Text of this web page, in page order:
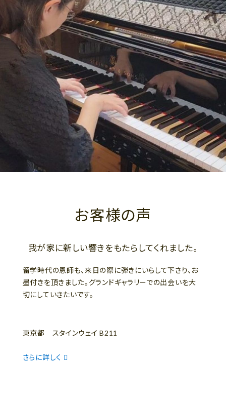
お客様の声
我が家に新しい響きをもたらしてくれました。
留学時代の恩師も、来日の際に弾きにいらして下さり、お
墨付きを頂きました。グランドギャラリーでの出会いを大
切にしていきたいです。
東京都 スタインウェイ B211
さらに詳しく